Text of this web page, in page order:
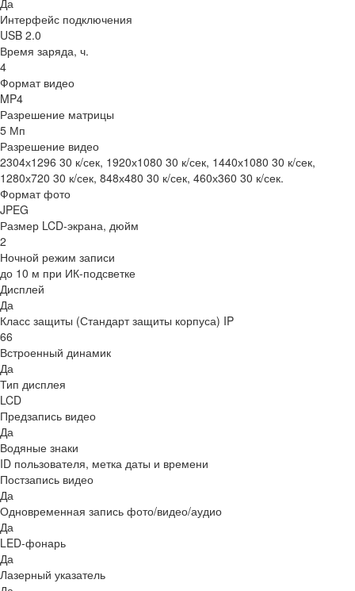
Да
Интерфейс подключения
USB 2.0
Время заряда, ч.
4
Формат видео
MP4
Разрешение матрицы
5 Мп
Разрешение видео
2304х1296 30 к/сек, 1920х1080 30 к/сек, 1440х1080 30 к/сек,
1280х720 30 к/сек, 848х480 30 к/сек, 460х360 30 к/сек.
Формат фото
JPEG
Размер LCD-экрана, дюйм
2
Ночной режим записи
до 10 м при ИК-подсветке
Дисплей
Да
Класс защиты (Стандарт защиты корпуса) IP
66
Встроенный динамик
Да
Тип дисплея
LCD
Предзапись видео
Да
Водяные знаки
ID пользователя, метка даты и времени
Постзапись видео
Да
Одновременная запись фото/видео/аудио
Да
LED-фонарь
Да
Лазерный указатель